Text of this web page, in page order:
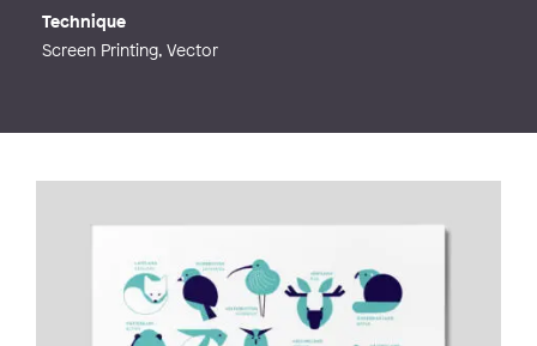
Technique
Screen Printing, Vector